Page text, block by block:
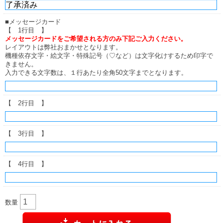
■メッセージカード
【 1行目 】
メッセージカードをご希望される方のみ下記ご入力ください。
レイアウトは弊社おまかせとなります。
機種依存文字・絵文字・特殊記号（♡など）は文字化けするため印字で
きません。
入力できる文字数は、１行あたり全角50文字までとなります。
【 2行目 】
【 3行目 】
【 4行目 】
数量